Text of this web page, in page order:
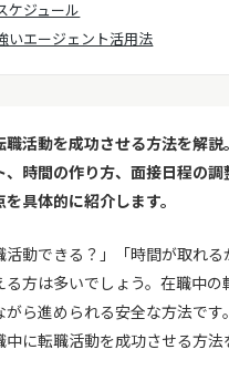
ケジュール
いエージェント活用法
職活動を成功させる方法を解説
、時間の作り方、面接日程の調
具体的に紹介します。
動できる？」「時間が取れるか
る方は多いでしょう。在職中の
がら進められる安全な方法です
中に転職活動を成功させる方法